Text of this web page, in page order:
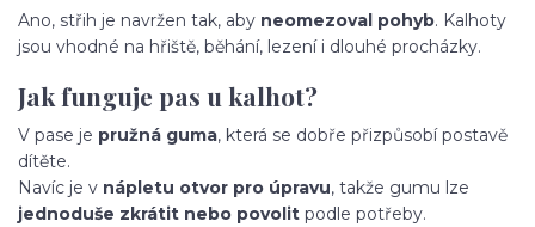
Ano, střih je navržen tak, aby neomezoval pohyb. Kalhoty
jsou vhodné na hřiště, běhání, lezení i dlouhé procházky.
Jak funguje pas u kalhot?
V pase je pružná guma, která se dobře přizpůsobí postavě
dítěte.
Navíc je v nápletu otvor pro úpravu, takže gumu lze
jednoduše zkrátit nebo povolit podle potřeby.